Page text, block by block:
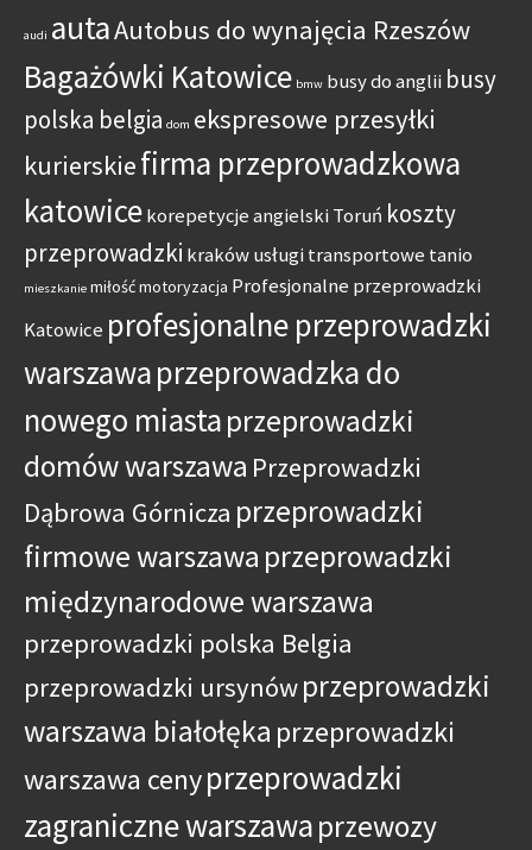
audi autaAutobus do wynajęcia Rzeszów
Bagażówki Katowice bmw busy do anglii busy
polska belgia dom ekspresowe przesyłki
kurierskiefirma przeprowadzkowa
katowicekorepetycje angielski Toruń koszty
przeprowadzki kraków usługi transportowe tanio
mieszkanie miłośćmotoryzacja Profesjonalne przeprowadzki
Katowice profesjonalne przeprowadzki
warszawaprzeprowadzka do
nowego miastaprzeprowadzki
domów warszawa Przeprowadzki
Dąbrowa Górnicza przeprowadzki
firmowe warszawa przeprowadzki
międzynarodowe warszawa
przeprowadzki polska Belgia
przeprowadzki ursynówprzeprowadzki
warszawa białołęka przeprowadzki
warszawa cenyprzeprowadzki
zagraniczne warszawaprzewozy